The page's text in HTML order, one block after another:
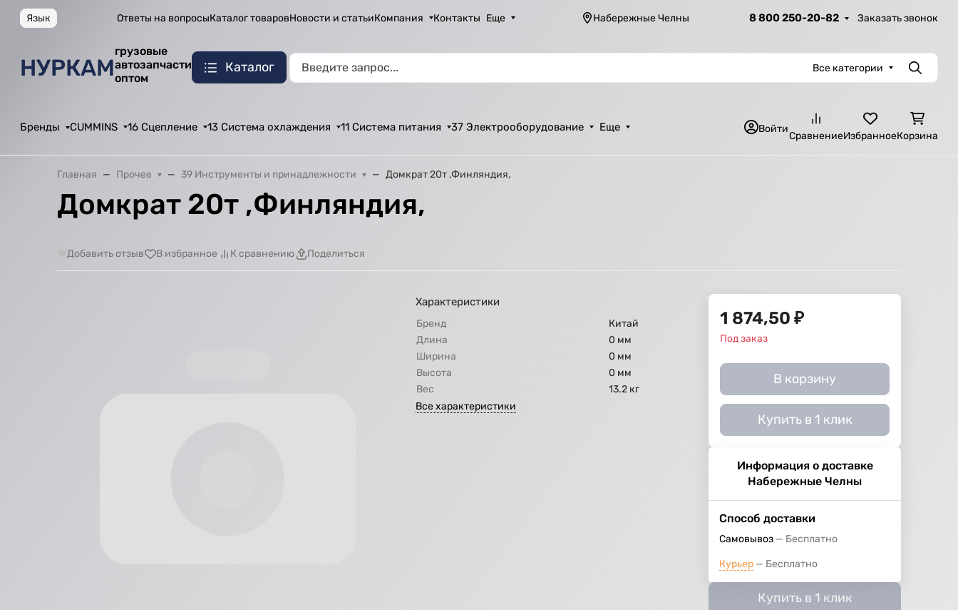
Язык Ответы на вопросыКаталог товаровНовости и статьиКомпания Контакты Еще Набережные Челны 8 800 250-20-82 Заказать звонок
НУРКАМ
грузовые
автозапчасти
оптом
Каталог Все категории Поиск
Бренды CUMMINS 16 Сцепление 13 Система охлаждения 11 Система питания 37 Электрооборудование Еще Войти
СравнениеИзбранноеКорзина
Главная Прочее 39 Инструменты и принадлежности Домкрат 20т ,Финляндия,
Домкрат 20т ,Финляндия,
Добавить отзыв В избранное К сравнению Поделиться
Характеристики
Бренд
Китай
Длина
0 мм
Ширина
0 мм
Высота
0 мм
Вес
13.2 кг
Все характеристики
1 874,50 ₽
Под заказ
В корзину
Купить в 1 клик
Информация о доставке
Набережные Челны
Способ доставки
Самовывоз Бесплатно
Курьер Бесплатно
Купить в 1 клик